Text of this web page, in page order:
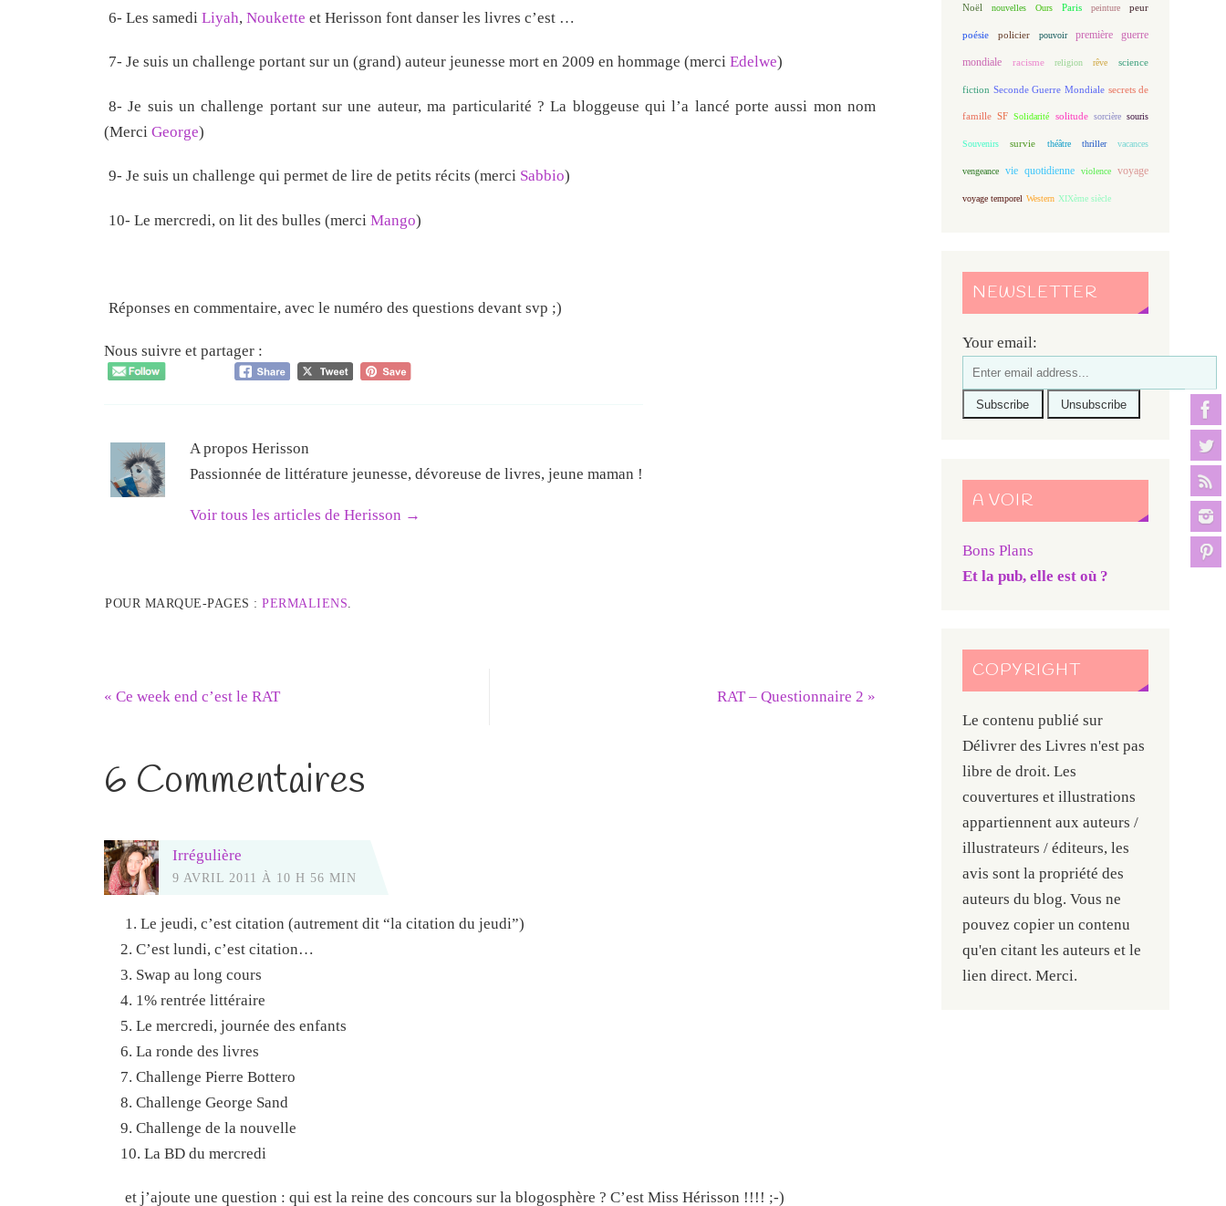
6- Les samedi Liyah, Noukette et Herisson font danser les livres c’est …
7- Je suis un challenge portant sur un (grand) auteur jeunesse mort en 2009 en hommage (merci Edelwe)
8- Je suis un challenge portant sur une auteur, ma particularité ? La bloggeuse qui l’a lancé porte aussi mon nom
(Merci George)
9- Je suis un challenge qui permet de lire de petits récits (merci Sabbio)
10- Le mercredi, on lit des bulles (merci Mango)
Réponses en commentaire, avec le numéro des questions devant svp ;)
Nous suivre et partager :
A propos Herisson
Passionnée de littérature jeunesse, dévoreuse de livres, jeune maman !
Voir tous les articles de Herisson →
POUR MARQUE-PAGES : PERMALIENS
« Ce week end c’est le RAT RAT – Questionnaire 2 »
6 Commentaires
Irrégulière
9 AVRIL 2011 À 10 H 56 MIN
1. Le jeudi, c’est citation (autrement dit “la citation du jeudi”)
2. C’est lundi, c’est citation…
3. Swap au long cours
4. 1% rentrée littéraire
5. Le mercredi, journée des enfants
6. La ronde des livres
7. Challenge Pierre Bottero
8. Challenge George Sand
9. Challenge de la nouvelle
10. La BD du mercredi
et j’ajoute une question : qui est la reine des concours sur la blogosphère ? C’est Miss Hérisson !!!! ;-)
Noël nouvelles Ours Paris peinture peur
poésie policier pouvoir première guerre
mondiale racisme religion rêve science
fiction Seconde Guerre Mondiale secrets de
famille SF Solidarité solitude sorcière souris
Souvenirs survie théâtre thriller vacances
vengeance vie quotidienne violence voyage
voyage temporel Western XIXème siècle
NEWSLETTER
Your email:
A VOIR
Bons Plans
Et la pub, elle est où ?
COPYRIGHT
Le contenu publié sur
Délivrer des Livres n'est pas
libre de droit. Les
couvertures et illustrations
appartiennent aux auteurs /
illustrateurs / éditeurs, les
avis sont la propriété des
auteurs du blog. Vous ne
pouvez copier un contenu
qu'en citant les auteurs et le
lien direct. Merci.